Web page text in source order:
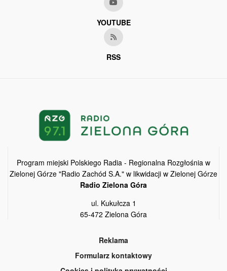
YOUTUBE
RSS
Program miejski Polskiego Radia - Regionalna Rozgłośnia w
Zielonej Górze "Radio Zachód S.A." w likwidacji w Zielonej Górze
Radio Zielona Góra
ul. Kukułcza 1
65-472 Zielona Góra
Reklama
Formularz kontaktowy